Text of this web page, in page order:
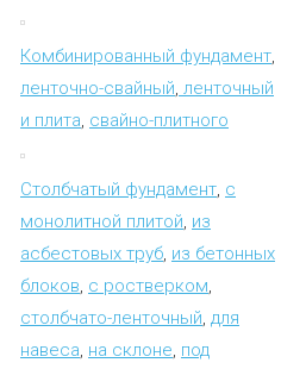
Комбинированный фундамент
ленточно-свайный ленточный
и плита свайно-плитного
Столбчатый фундамент с
монолитной плитой из
асбестовых труб из бетонных
блоков с ростверком
столбчато-ленточный для
навеса на склоне под